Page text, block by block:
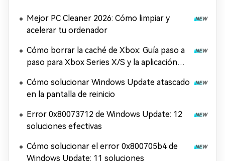
Mejor PC Cleaner 2026: Cómo limpiar y
acelerar tu ordenador
Cómo borrar la caché de Xbox: Guía paso a
paso para Xbox Series X/S y la aplicación
Cómo solucionar Windows Update atascado
en la pantalla de reinicio
Error 0x80073712 de Windows Update: 12
soluciones efectivas
Cómo solucionar el error 0x800705b4 de
Windows Update: 11 soluciones